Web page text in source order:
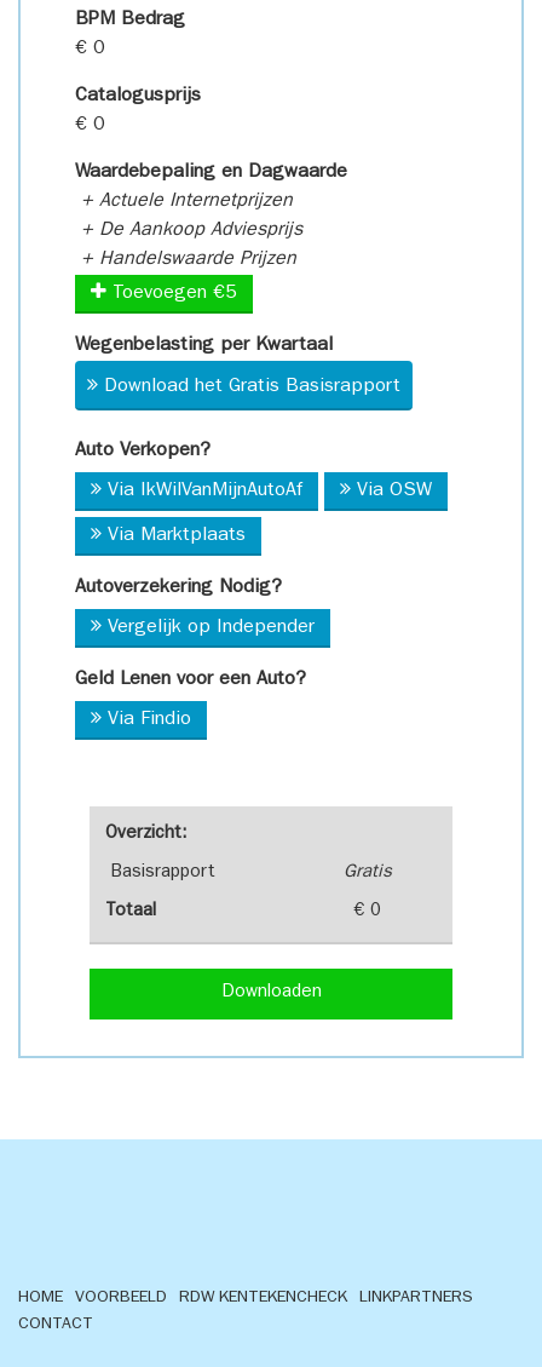
Overzicht:
Basisrapport Gratis
Totaal € 0
Downloaden
BPM Bedrag
€ 0
Catalogusprijs
€ 0
Waardebepaling en Dagwaarde
+ Actuele Internetprijzen
+ De Aankoop Adviesprijs
+ Handelswaarde Prijzen
Toevoegen €5
Wegenbelasting per Kwartaal
Download het Gratis Basisrapport
Auto Verkopen?
Via IkWilVanMijnAutoAf Via OSW
Via Marktplaats
Autoverzekering Nodig?
Vergelijk op Independer
Geld Lenen voor een Auto?
Via Findio
HOME VOORBEELD RDW KENTEKENCHECK
LINKPARTNERS
CONTACT